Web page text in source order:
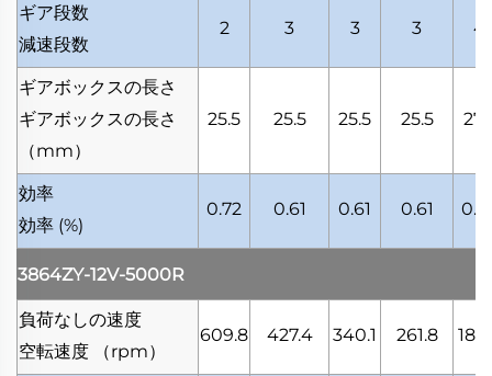
ギア段数
減速段数
2 3 3 3 4
ギアボックスの長さ
ギアボックスの長さ
（mm）
25.5 25.5 25.5 25.5
効率
効率 (%)
0.72 0.61 0.61 0.61
3864ZY-12V-5000R
負荷なしの速度
空転速度
（rpm）
609.8 427.4 340.1 261.8